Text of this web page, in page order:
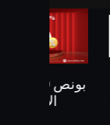
الايداع